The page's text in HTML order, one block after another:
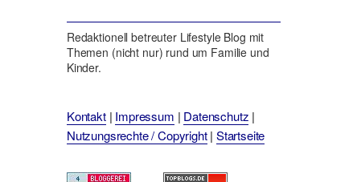
Redaktionell betreuter Lifestyle Blog mit
Themen (nicht nur) rund um Familie und
Kinder.
Kontakt| Impressum | Datenschutz |
Nutzungsrechte / Copyright| Startseite